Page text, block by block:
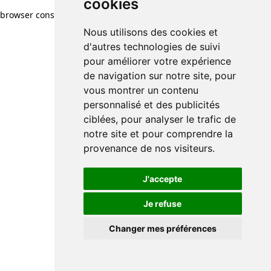
cookies
Nous utilisons des cookies et
d'autres technologies de suivi
pour améliorer votre expérience
de navigation sur notre site, pour
vous montrer un contenu
personnalisé et des publicités
ciblées, pour analyser le trafic de
notre site et pour comprendre la
provenance de nos visiteurs.
J'accepte
Je refuse
Changer mes préférences
browser console for more information)